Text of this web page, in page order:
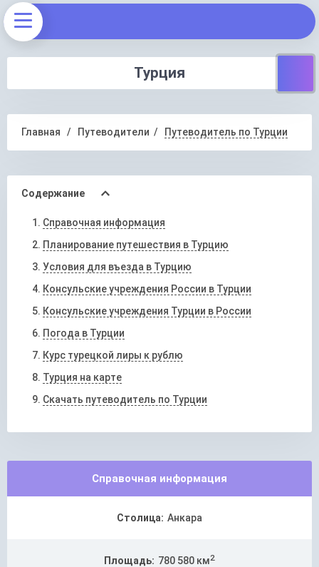
Турция
Главная Путеводители Путеводитель по Турции
Содержание
Справочная информация
Планирование путешествия в Турцию
Условия для въезда в Турцию
Консульские учреждения России в Турции
Консульские учреждения Турции в России
Погода в Турции
Курс турецкой лиры к рублю
Турция на карте
Скачать путеводитель по Турции
Справочная информация
Столица: Анкаpа
Площадь: 780 580 км2